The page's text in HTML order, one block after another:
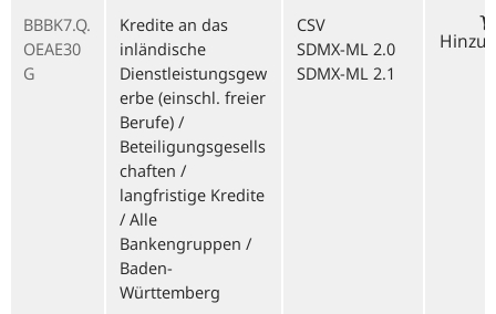
BBBK7.Q.
OEAE30
G
Kredite an das
inländische
Dienstleistungsgew
erbe (einschl. freier
Berufe) /
Beteiligungsgesells
chaften /
langfristige Kredite
/ Alle
Bankengruppen /
Baden-
Württemberg
CSV
SDMX-ML 2.0
SDMX-ML 2.1